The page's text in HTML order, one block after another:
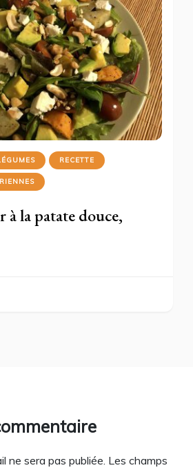
RECETTE
à la patate douce,
ne sera pas publiée. Les champs